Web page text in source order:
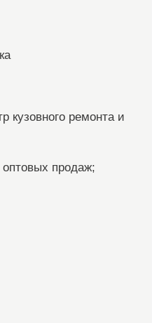
кузовного ремонта и
продаж;